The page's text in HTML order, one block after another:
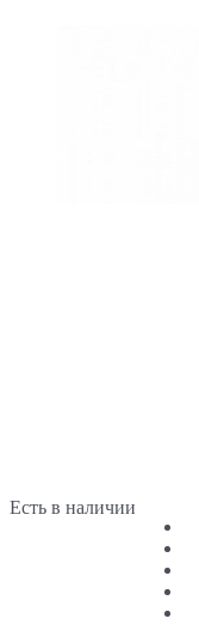
Есть в наличии